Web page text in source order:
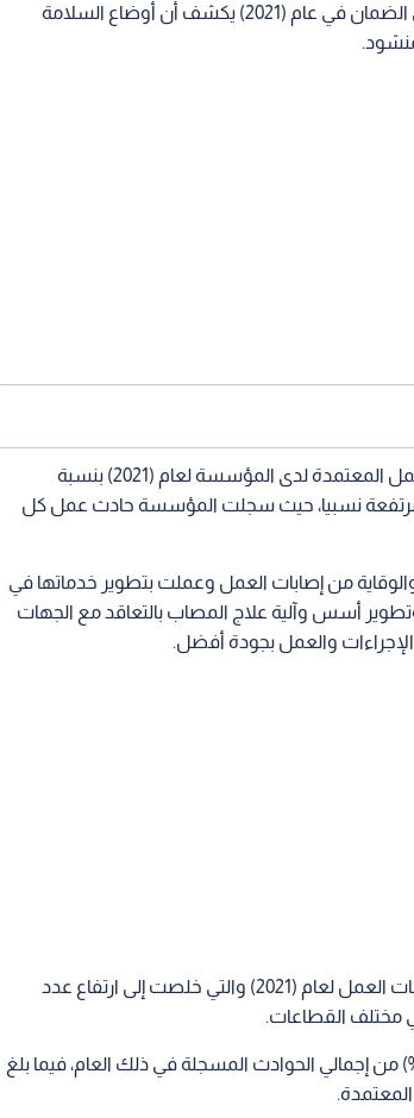
دراسة تحليلية أجرتها حول الإصابات المسجلة والمعتمدة في الضمان في عام (2021) يكشف أن أوضاع السلامة
وأضاف الطراونة، أن الأرقام تشير إلى ارتفاع نسبة إصابات العمل المعتمدة لدى المؤسسة لعام (2021) بنسبة
لا زالت مرتفعة نسبيا، حيث سجلت المؤسسة حادث عمل كل
من إصابات العمل وعملت بتطوير خدماتها في
أسس وآلية علاج المصاب بالتعاقد مع الجهات
والعمل بجودة أفضل.
واستعرض الطراونة بعض المؤشرات والبيانات الخاصة بإصابات العمل لعام (2021) والتي خلصت إلى ارتفاع عدد
من تلك الإصبات، (15403) إصابة عمل بما نسبته (72%) من إجمالي الحوادث المسجلة في ذلك العام، فيما بلغ